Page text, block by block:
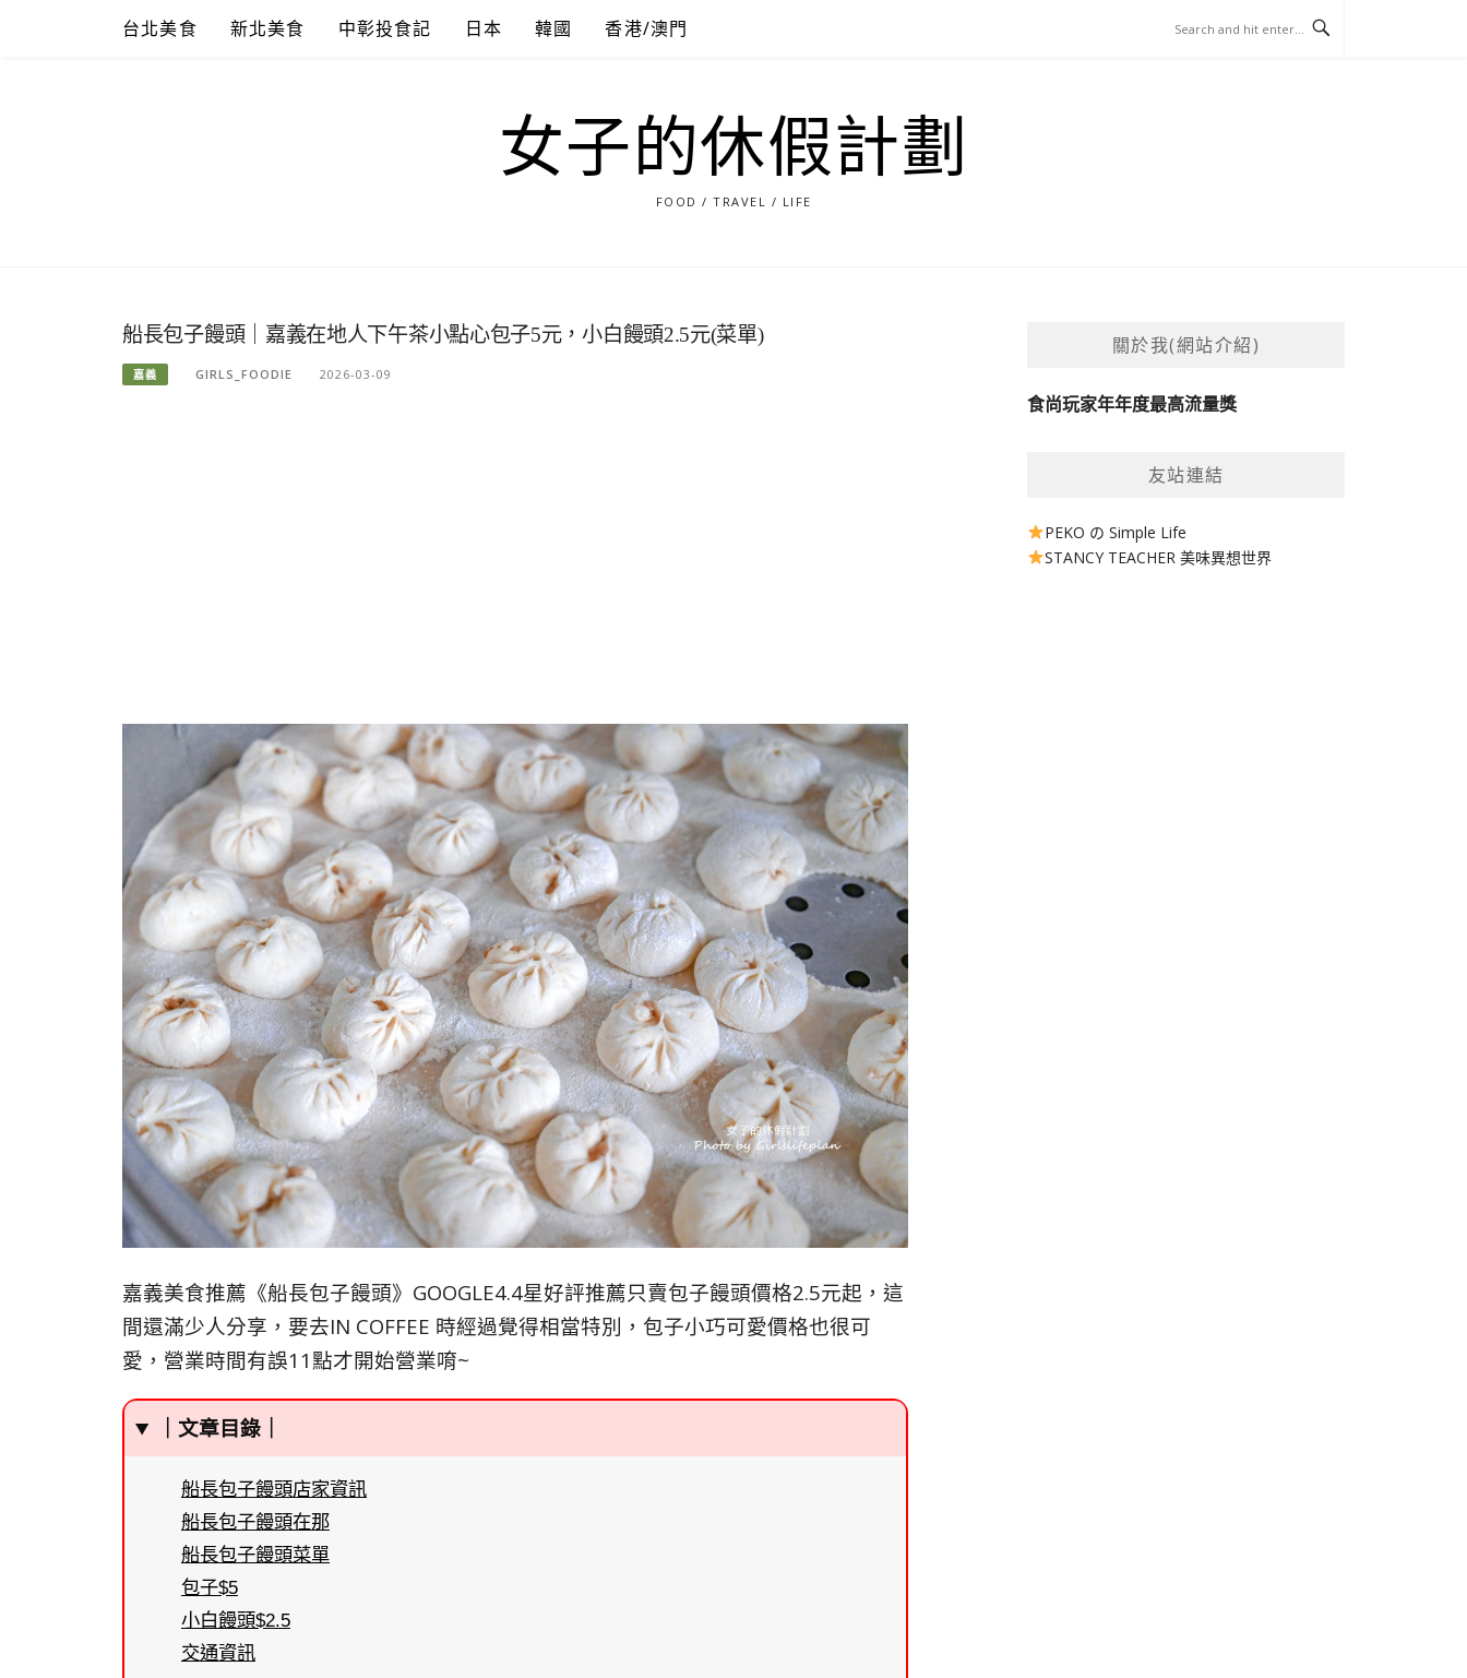
台北美食 新北美食 中彰投食記 日本 韓國 香港/澳門
女子的休假計劃
FOOD / TRAVEL / LIFE
船長包子饅頭｜嘉義在地人下午茶小點心包子5元，小白饅頭2.5元(菜單)
嘉義 GIRLS_FOODIE 2026-03-09
嘉義美食推薦《船長包子饅頭》GOOGLE4.4星好評推薦只賣包子饅頭價格2.5元起，這
間還滿少人分享，要去IN COFFEE 時經過覺得相當特別，包子小巧可愛價格也很可
愛，營業時間有誤11點才開始營業唷~
｜文章目錄｜
船長包子饅頭店家資訊
船長包子饅頭在那
船長包子饅頭菜單
包子$5
小白饅頭$2.5
交通資訊
關於我(網站介紹)
食尚玩家年年度最高流量獎
友站連結
PEKO の Simple Life
STANCY TEACHER 美味異想世界